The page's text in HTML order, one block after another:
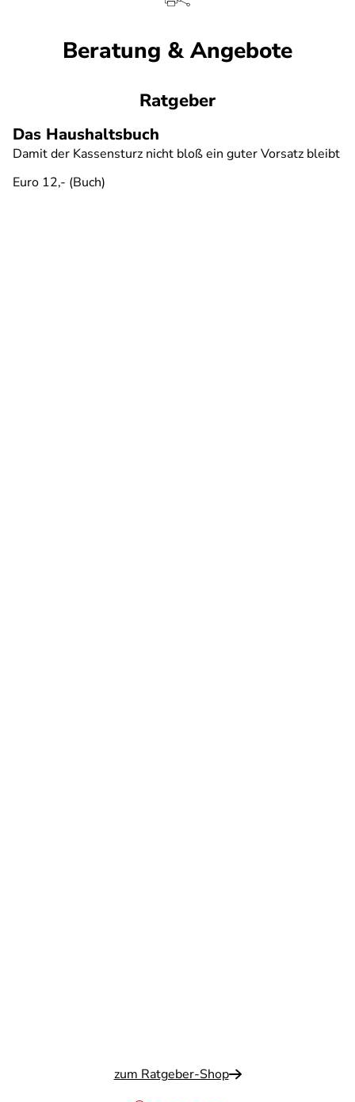
Beratung & Angebote
Ratgeber
Das Haushaltsbuch
Damit der Kassensturz nicht bloß ein guter Vorsatz bleibt
Euro 12,- (Buch)
zum Ratgeber-Shop